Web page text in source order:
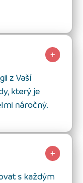
z Vaší
který je
náročný.
s každým